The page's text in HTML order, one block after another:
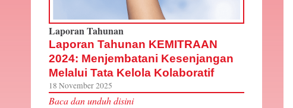
Laporan Tahunan
Laporan Tahunan KEMITRAAN
2024: Menjembatani Kesenjangan
Melalui Tata Kelola Kolaboratif
18 November 2025
Baca dan unduh disini